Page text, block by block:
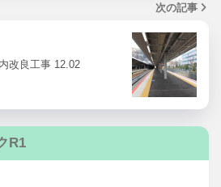
次の記事
改良工事 12.02
R1